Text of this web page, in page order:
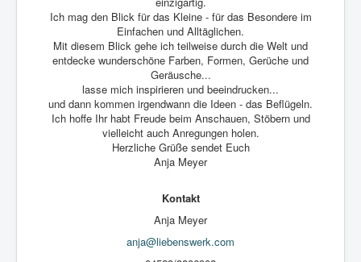
Ich mag den Blick für das Kleine - für das Besondere im
Einfachen und Alltäglichen.
Mit diesem Blick gehe ich teilweise durch die Welt und
entdecke wunderschöne Farben, Formen, Gerüche und
Geräusche...
lasse mich inspirieren und beeindrucken...
und dann kommen irgendwann die Ideen - das Beflügeln.
Ich hoffe Ihr habt Freude beim Anschauen, Stöbern und
vielleicht auch Anregungen holen.
Herzliche Grüße sendet Euch
Anja Meyer
Kontakt
Anja Meyer
anja@liebenswerk.com